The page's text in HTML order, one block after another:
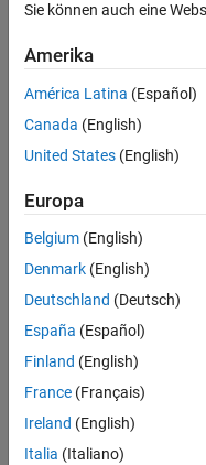
AUF DIESER SEITE
Anfrage
Antwort
Beschreibung
Verwenden Sie diese
Zu den
Feldnamen, der
private Status und der
HTTP-Methode
PUT
URL
https://
URL-Parameter
Name
<channel_id>
Sie können auch eine
Amerika
América Latina (Español)
Canada (English)
United States (English)
Europa
Belgium (English)
Denmark (English)
Deutschland (Deutsch)
España (Español)
Finland (English)
France (Français)
Ireland (English)
Italia (Italiano)